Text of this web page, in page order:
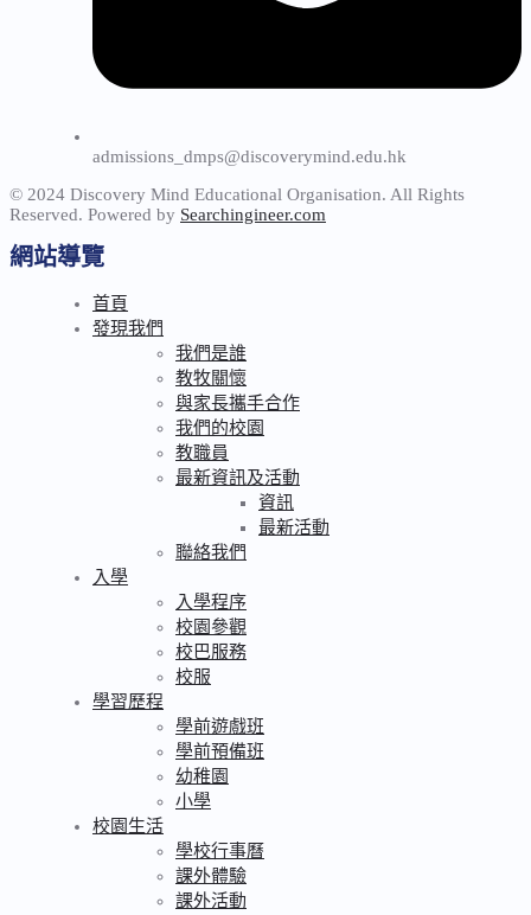
admissions_dmps@discoverymind.edu.hk
© 2024 Discovery Mind Educational Organisation. All Rights
Reserved. Powered by Searchingineer.com
網站導覽
首頁
發現我們
我們是誰
教牧關懷
與家長攜手合作
我們的校園
教職員
最新資訊及活動
資訊
最新活動
聯絡我們
入學
入學程序
校園參觀
校巴服務
校服
學習歷程
學前遊戲班
學前預備班
幼稚園
小學
校園生活
學校行事曆
課外體驗
課外活動